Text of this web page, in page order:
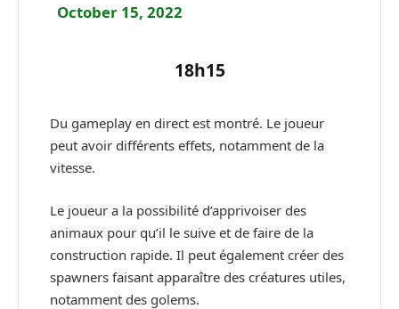
October 15, 2022
18h15
Du gameplay en direct est montré. Le joueur
peut avoir différents effets, notamment de la
vitesse.
Le joueur a la possibilité d’apprivoiser des
animaux pour qu’il le suive et de faire de la
construction rapide. Il peut également créer des
spawners faisant apparaître des créatures utiles,
notamment des golems.